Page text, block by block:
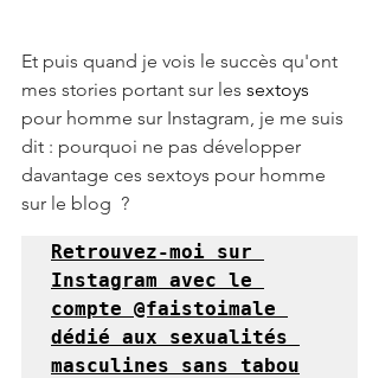
Et puis quand je vois le succès qu'ont
mes stories portant sur les sextoys
pour homme sur Instagram, je me suis
dit : pourquoi ne pas développer
davantage ces sextoys pour homme
sur le blog  ?
Retrouvez-moi sur
Instagram avec le
compte @faistoimale
dédié aux sexualités
masculines sans tabou